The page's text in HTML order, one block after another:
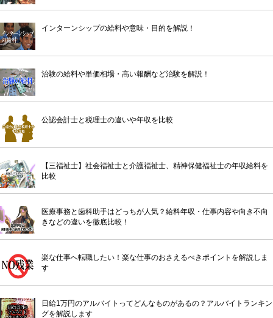
インターンシップの給料や意味・目的を解説！
治験の給料や単価相場・高い報酬など治験を解説！
公認会計士と税理士の違いや年収を比較
【三福祉士】社会福祉士と介護福祉士、精神保健福祉士の年収給料を
比較
医療事務と歯科助手はどっちが人気？給料年収・仕事内容や向き不向
きなどの違いを徹底比較！
楽な仕事へ転職したい！楽な仕事のおさえるべきポイントを解説しま
す
日給1万円のアルバイトってどんなものがあるの？アルバイトランキン
グを解説します